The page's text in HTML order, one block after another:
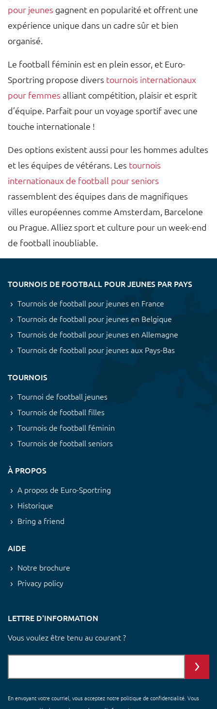
pour jeunes gagnent en popularité et offrent une
expérience unique dans un cadre sûr et bien
organisé.
Le football féminin est en plein essor, et Euro-
Sportring propose divers tournois internationaux
pour femmes alliant compétition, plaisir et esprit
d’équipe. Parfait pour un voyage sportif avec une
touche internationale !
Des options existent aussi pour les hommes adultes
et les équipes de vétérans. Les tournois
internationaux de football pour seniors
rassemblent des équipes dans de magnifiques
villes européennes comme Amsterdam, Barcelone
ou Prague. Alliez sport et culture pour un week-end
de football inoubliable.
TOURNOIS DE FOOTBALL POUR JEUNES PAR PAYS
Tournois de football pour jeunes en France
Tournois de football pour jeunes en Belgique
Tournois de football pour jeunes en Allemagne
Tournois de football pour jeunes aux Pays-Bas
TOURNOIS
Tournoi de football jeunes
Tournois de football filles
Tournois de football féminin
Tournois de football seniors
À PROPOS
A propos de Euro-Sportring
Historique
Bring a friend
AIDE
Notre brochure
Privacy policy
LETTRE D'INFORMATION
Vous voulez être tenu au courant ?
En envoyant votre courriel, vous acceptez notre politique de confidentialité . Vous